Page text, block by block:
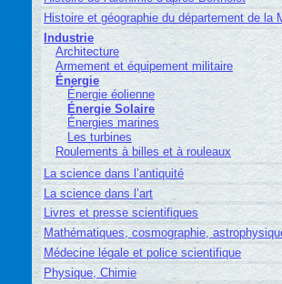
Histoire et géographie du département de la
Industrie
Architecture
Armement et équipement militaire
Énergie
Énergie éolienne
Énergie Solaire
Énergies marines
Les turbines
Roulements à billes et à rouleaux
La science dans l’antiquité
La science dans l’art
Livres et presse scientifiques
Mathématiques, cosmographie,
Médecine légale et police scientifique
Physique, Chimie